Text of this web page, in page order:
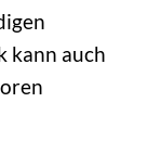
kann auch